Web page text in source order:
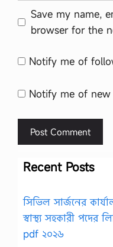
Save my name,
browser for the
Notify me of
Notify me of
Recent Posts
সিভিল সার্জনের
স্বাস্থ্য সহকারী পদের
pdf ২০২৬